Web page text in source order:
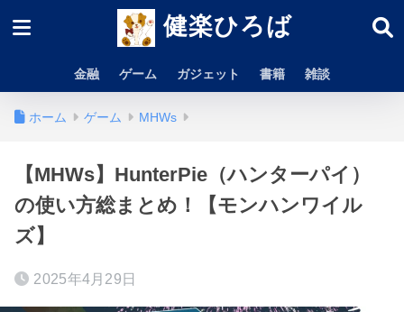
健楽ひろば
金融 ゲーム ガジェット 書籍 雑談
ホーム ゲーム MHWs
【MHWs】HunterPie（ハンターパイ）
の使い方総まとめ！【モンハンワイル
ズ】
2025年4月29日